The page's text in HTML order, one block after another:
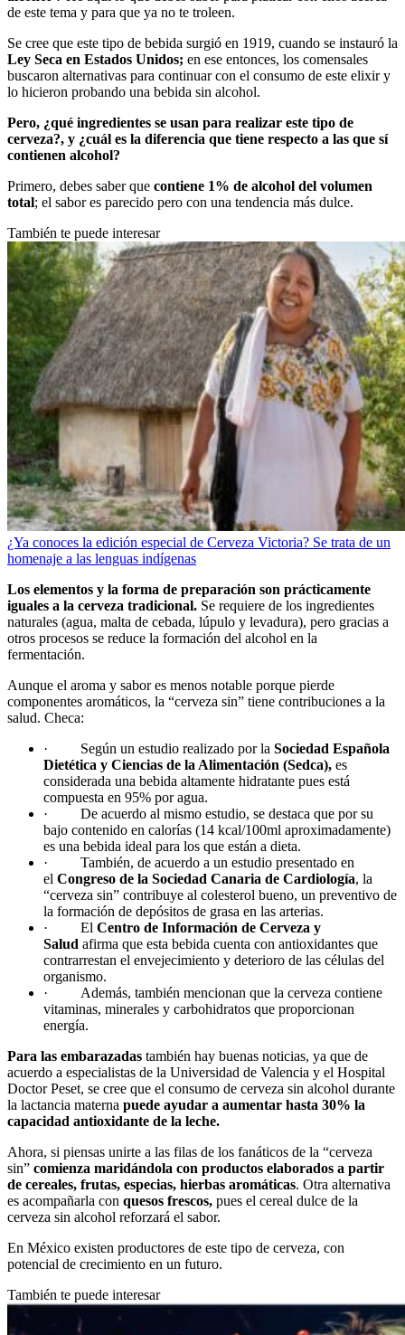
de este tema y para que ya no te troleen.
Se cree que este tipo de bebida surgió en 1919, cuando se instauró la
Ley Seca en Estados Unidos; en ese entonces, los comensales
buscaron alternativas para continuar con el consumo de este elixir y
lo hicieron probando una bebida sin alcohol.
Pero, ¿qué ingredientes se usan para realizar este tipo de
cerveza?, y ¿cuál es la diferencia que tiene respecto a las que sí
contienen alcohol?
Primero, debes saber que contiene 1% de alcohol del volumen
total; el sabor es parecido pero con una tendencia más dulce.
También te puede interesar
¿Ya conoces la edición especial de Cerveza Victoria? Se trata de un
homenaje a las lenguas indígenas
Los elementos y la forma de preparación son prácticamente
iguales a la cerveza tradicional. Se requiere de los ingredientes
naturales (agua, malta de cebada, lúpulo y levadura), pero gracias a
otros procesos se reduce la formación del alcohol en la
fermentación.
Aunque el aroma y sabor es menos notable porque pierde
componentes aromáticos, la “cerveza sin” tiene contribuciones a la
salud. Checa:
· Según un estudio realizado por la Sociedad Española
Dietética y Ciencias de la Alimentación (Sedca), es
considerada una bebida altamente hidratante pues está
compuesta en 95% por agua.
· De acuerdo al mismo estudio, se destaca que por su
bajo contenido en calorías (14 kcal/100ml aproximadamente)
es una bebida ideal para los que están a dieta.
· También, de acuerdo a un estudio presentado en
el Congreso de la Sociedad Canaria de Cardiología, la
“cerveza sin” contribuye al colesterol bueno, un preventivo de
la formación de depósitos de grasa en las arterias.
· El Centro de Información de Cerveza y
Salud afirma que esta bebida cuenta con antioxidantes que
contrarrestan el envejecimiento y deterioro de las células del
organismo.
· Además, también mencionan que la cerveza contiene
vitaminas, minerales y carbohidratos que proporcionan
energía.
Para las embarazadas también hay buenas noticias, ya que de
acuerdo a especialistas de la Universidad de Valencia y el Hospital
Doctor Peset, se cree que el consumo de cerveza sin alcohol durante
la lactancia materna puede ayudar a aumentar hasta 30% la
capacidad antioxidante de la leche.
Ahora, si piensas unirte a las filas de los fanáticos de la “cerveza
sin” comienza maridándola con productos elaborados a partir
de cereales, frutas, especias, hierbas aromáticas. Otra alternativa
es acompañarla con quesos frescos, pues el cereal dulce de la
cerveza sin alcohol reforzará el sabor.
En México existen productores de este tipo de cerveza, con
potencial de crecimiento en un futuro.
También te puede interesar